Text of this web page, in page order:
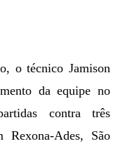
o técnico Jamison
da equipe no
contra três
Rexona-Ades, São